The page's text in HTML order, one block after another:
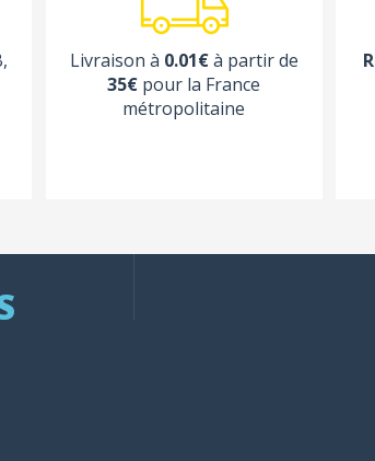
Livraison à 0.01€à partir de
35€ pour la France
métropolitaine